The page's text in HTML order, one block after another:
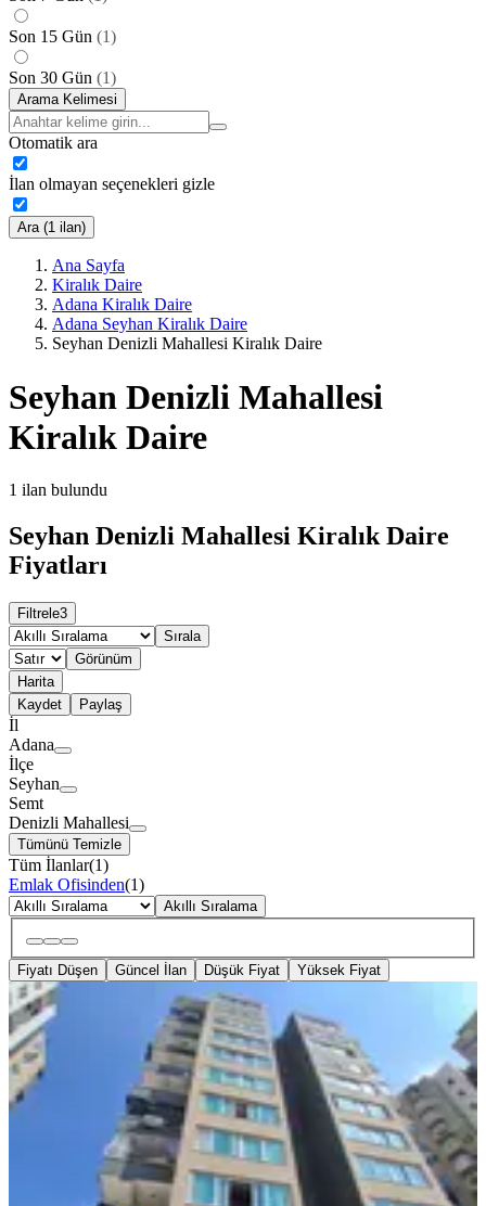
Son 15 Gün (1)
Son 30 Gün (1)
Arama Kelimesi
Otomatik ara
İlan olmayan seçenekleri gizle
Ara (1 ilan)
Ana Sayfa
Kiralık Daire
Adana Kiralık Daire
Adana Seyhan Kiralık Daire
Seyhan Denizli Mahallesi Kiralık Daire
Seyhan Denizli Mahallesi
Kiralık Daire
1 ilan bulundu
Seyhan Denizli Mahallesi Kiralık Daire
Fiyatları
Filtrele3
Sırala
Görünüm
Harita
Kaydet
Paylaş
İl
Adana
İlçe
Seyhan
Semt
Denizli Mahallesi
Tümünü Temizle
Tüm İlanlar(1)
Emlak Ofisinden(1)
Akıllı Sıralama
Fiyatı Düşen Güncel İlan Düşük Fiyat Yüksek Fiyat
BALKONLU
İz'den Denizli Mah Site İçi 3+1 Çift
Banyo Kapalı Mutfak Kiralık
Seyhan, Denizli Mahallesi
3+1·165 m²·1. Kat· 06.08.2026
19.500 ₺